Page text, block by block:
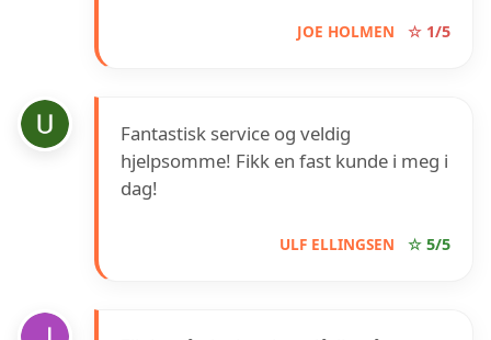
JOE HOLMEN ☆ 1/5
Fantastisk service og veldig
hjelpsomme! Fikk en fast kunde i meg i
dag!
ULF ELLINGSEN ☆ 5/5